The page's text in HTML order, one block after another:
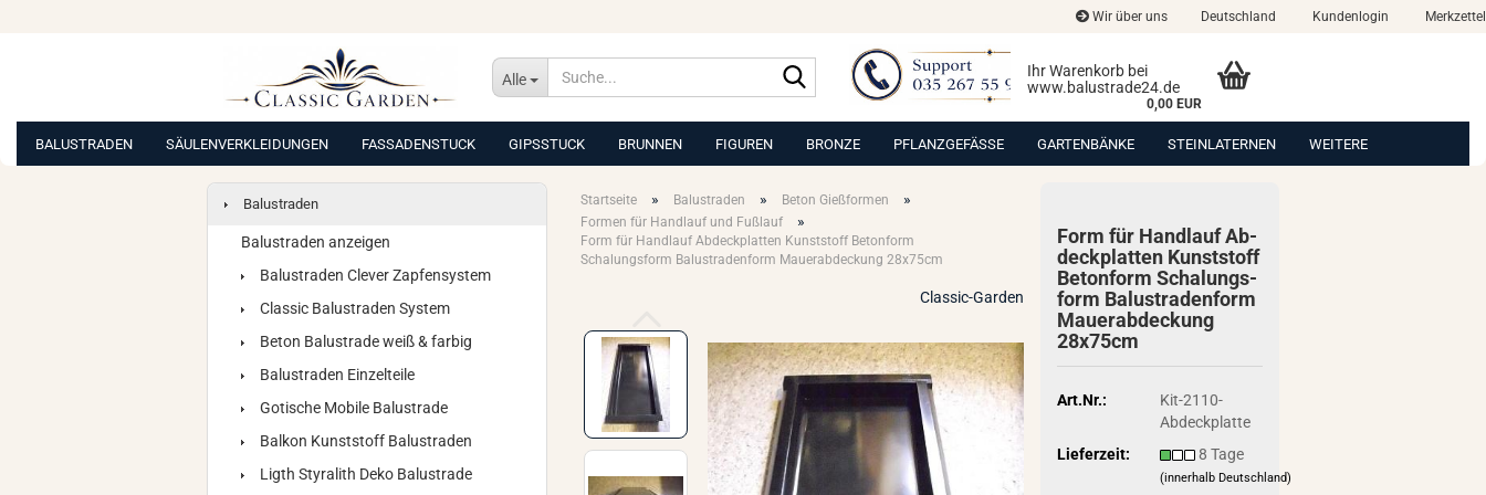
Wir über uns Deutschland Kundenlogin Merkzettel
Alle
Suche...
Ihr Warenkorb bei
www.balustrade24.de
0,00 EUR
BALUSTRADEN SÄULENVERKLEIDUNGEN FASSADENSTUCK GIPSSTUCK BRUNNEN FIGUREN BRONZE PFLANZGEFÄSSE GARTENBÄNKE STEINLATERNEN WEITERE
Startseite » Balustraden » Beton Gießformen »
Formen für Handlauf und Fußlauf »
Form für Handlauf Abdeckplatten Kunststoff Betonform
Schalungsform Balustradenform Mauerabdeckung 28x75cm
Classic-Garden
Form für Hand­lauf Ab­
deck­plat­ten Kunst­stoff
Be­ton­form Scha­lungs­
form Ba­lus­tra­den­form
Mau­er­ab­de­ckung
28x75cm
Art.Nr.:
Kit-2110-
Abdeckplatte
Lieferzeit:
8 Tage
(innerhalb Deutschland)
Balustraden
Balustraden anzeigen
Balustraden Clever Zapfensystem
Classic Balustraden System
Beton Balustrade weiß & farbig
Balustraden Einzelteile
Gotische Mobile Balustrade
Balkon Kunststoff Balustraden
Ligth Styralith Deko Balustrade